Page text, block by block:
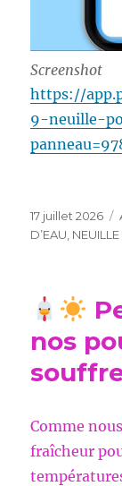
Screenshot
https://
9-neuille-
Publié
le
17 juillet 2026
D’EAU
nos
Comme
fraîcheur